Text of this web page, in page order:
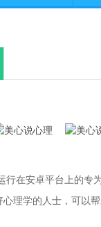
行在安卓平台上的专
理学的人士，可以